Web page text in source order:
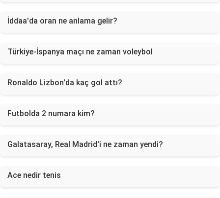
İddaa'da oran ne anlama gelir?
Türkiye-İspanya maçı ne zaman voleybol
Ronaldo Lizbon'da kaç gol attı?
Futbolda 2 numara kim?
Galatasaray, Real Madrid'i ne zaman yendi?
Ace nedir tenis